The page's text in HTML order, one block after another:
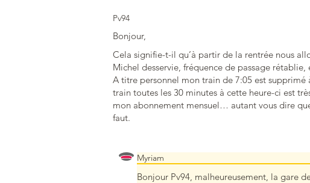
Pv94
Bonjour,
Cela signifie-t-il qu’à partir de la rentrée nous
Michel desservie, fréquence de passage
A titre personnel mon train de 7:05 est
train toutes les 30 minutes à cette heure-ci est
mon abonnement mensuel… autant vous dire
faut.
Myriam
Bonjour Pv94, malheureusement, la gare